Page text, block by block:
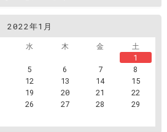
2022年1月
水 木 金
土
1
5 6 7
8
12 13 14
15
19 20 21
22
26 27 28
29